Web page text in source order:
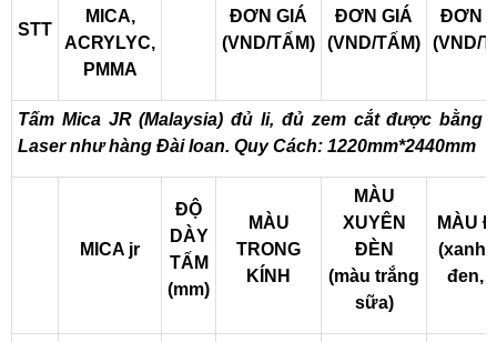
STT
MICA,
ACRYLYC,
PMMA
ĐƠN GIÁ
(VND/TẤM)
ĐƠN GIÁ
(VND/TẤM)
ĐƠN
(VND/
Tấm Mica JR (Malaysia) đủ li, đủ zem cắt được bằng
Laser như hàng Đài loan. Quy Cách: 1220mm*2440mm
MICA jr
ĐỘ
DÀY
TẤM
(mm)
MÀU
TRONG
KÍNH
MÀU
XUYÊN
ĐÈN
(màu trắng
sữa)
MÀU
(xanh,
đen,